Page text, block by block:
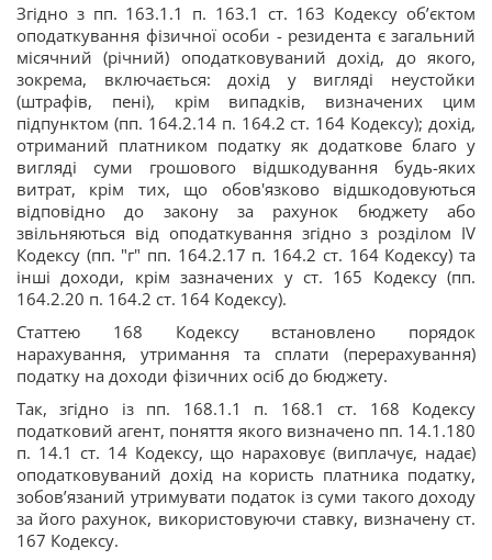
Згідно з пп. 163.1.1 п. 163.1 ст. 163 Кодексу об’єктом
оподаткування фізичної особи - резидента є загальний
місячний (річний) оподатковуваний дохід, до якого,
зокрема, включається: дохід у вигляді неустойки
(штрафів, пені), крім випадків, визначених цим
підпунктом (пп. 164.2.14 п. 164.2 ст. 164 Кодексу); дохід,
отриманий платником податку як додаткове благо у
вигляді суми грошового відшкодування будь-яких
витрат, крім тих, що обов'язково відшкодовуються
відповідно до закону за рахунок бюджету або
звільняються від оподаткування згідно з розділом IV
Кодексу (пп. "г" пп. 164.2.17 п. 164.2 ст. 164 Кодексу) та
інші доходи, крім зазначених у ст. 165 Кодексу (пп.
164.2.20 п. 164.2 ст. 164 Кодексу).
Статтею 168 Кодексу встановлено порядок
нарахування, утримання та сплати (перерахування)
податку на доходи фізичних осіб до бюджету.
Так, згідно із пп. 168.1.1 п. 168.1 ст. 168 Кодексу
податковий агент, поняття якого визначено пп. 14.1.180
п. 14.1 ст. 14 Кодексу, що нараховує (виплачує, надає)
оподатковуваний дохід на користь платника податку,
зобов’язаний утримувати податок із суми такого доходу
за його рахунок, використовуючи ставку, визначену ст.
167 Кодексу.